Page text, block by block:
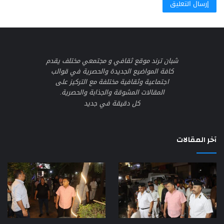
شبان ترند موقع ثقافي و مجتمعي مختلف يقدم
كافة المواضيع الجديدة والحصرية في قوالب
اجتماعية وثقافية مختلفة مع التركيز على
المقالات المشوقة والجذابة والحصرية.
كل دقيقة في جديد
آخر المقالات